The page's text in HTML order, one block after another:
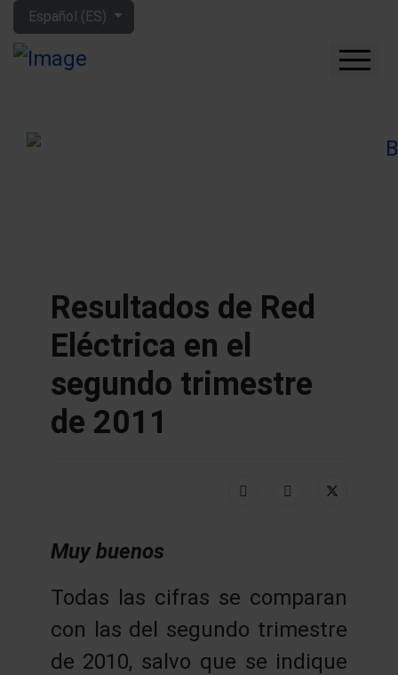
Seleccione su idioma
Español (ES)
APRENDE MÁS
Resultados de Red
Eléctrica en el
segundo trimestre
de 2011
Muy buenos
Todas las cifras se comparan
con las del segundo trimestre
de 2010, salvo que se indique